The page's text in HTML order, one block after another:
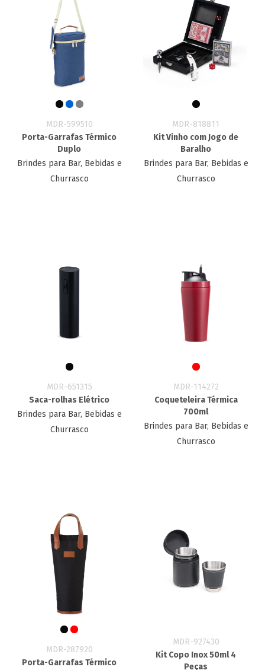
MDR-599510
Porta-Garrafas Térmico
Duplo
Brindes para Bar, Bebidas e
Churrasco
MDR-818811
Kit Vinho com Jogo de
Baralho
Brindes para Bar, Bebidas e
Churrasco
MDR-651315
Saca-rolhas Elétrico
Brindes para Bar, Bebidas e
Churrasco
MDR-114272
Coqueteleira Térmica
700ml
Brindes para Bar, Bebidas e
Churrasco
MDR-287920
Porta-Garrafas Térmico
MDR-927430
Kit Copo Inox 50ml 4
Peças